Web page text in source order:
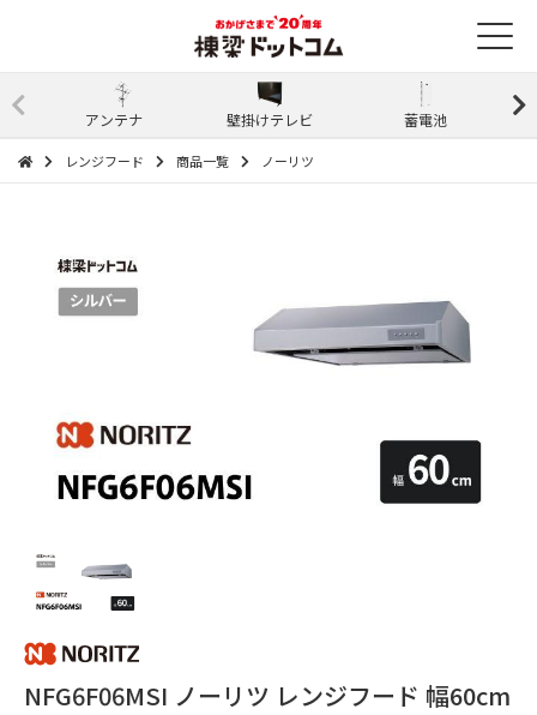
アンテナ 壁掛けテレビ 蓄電池
レンジフード 商品一覧 ノーリツ
NFG6F06MSI ノーリツ レンジフード 幅60cm